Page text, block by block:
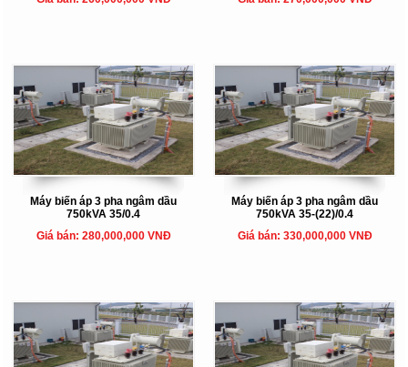
Máy biến áp 3 pha ngâm dầu
750kVA 35/0.4
Giá bán: 280,000,000 VNĐ
Máy biến áp 3 pha ngâm dầu
750kVA 35-(22)/0.4
Giá bán: 330,000,000 VNĐ